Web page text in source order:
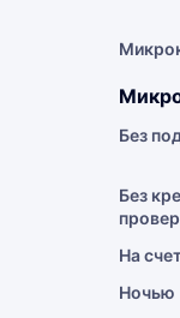
Без
Без
На
Ночью